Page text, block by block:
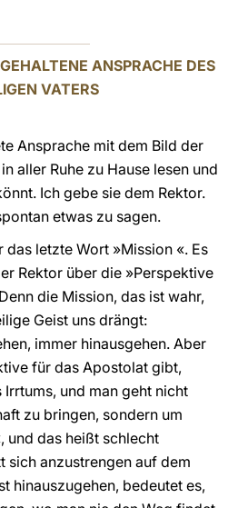
ANSPRACHE DES
VATERS
Ansprache mit dem Bild der
aller Ruhe zu Hause lesen und
Ich gebe sie dem Rektor.
etwas zu sagen.
das letzte Wort »Mission «. Es
Rektor über die »Perspektive
die Mission, das ist wahr,
Geist uns drängt:
immer hinausgehen. Aber
für das Apostolat gibt,
und man geht nicht
zu bringen, sondern um
und das heißt schlecht
sich anzustrengen auf dem
hinauszugehen, bedeutet es,